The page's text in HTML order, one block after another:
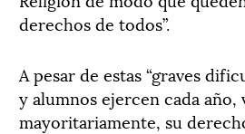
derechos de todos”.
A pesar de estas “graves
y alumnos ejercen cada
mayoritariamente, su